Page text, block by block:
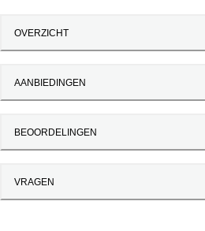
OVERZICHT
AANBIEDINGEN
BEOORDELINGEN
VRAGEN